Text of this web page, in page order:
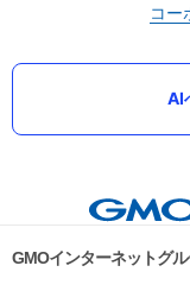
コー
AI
GMOインターネットグ